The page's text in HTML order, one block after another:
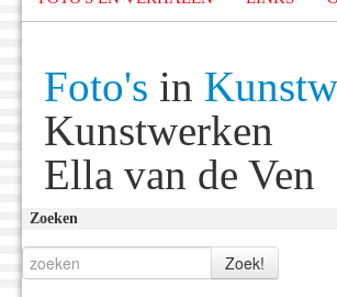
Foto's in
Kunstwerken
Ella van de Ven
Zoeken